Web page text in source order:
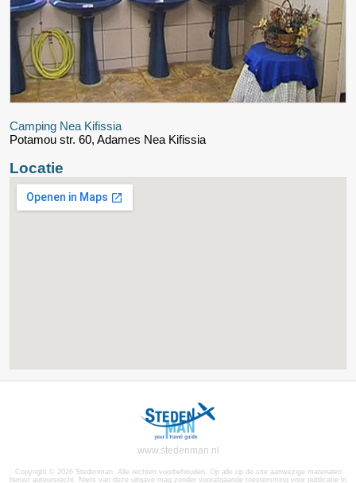
Camping Nea Kifissia
Potamou str. 60, Adames Nea Kifissia
Locatie
www.stedenman.nl
Copyright © 2026 Stedenman. Alle rechten voorbehouden. Op alle op de site aanwezige materialen
berust auteursrecht. Niets van deze uitgave mag zonder voorafgaande toestemming voor publicatie in